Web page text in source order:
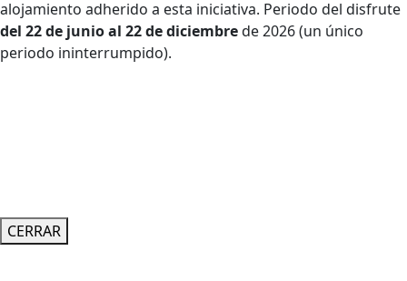
alojamiento adherido a esta iniciativa. Periodo del disfrute
del 22 de junio al 22 de diciembrede 2026 (un único
periodo ininterrumpido).
CERRAR